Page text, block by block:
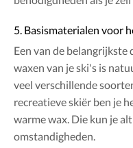
5. Basismaterialen voor
Een van de
waxen van je ski's is
veel verschillende
recreatieve skiër ben je
warme wax. Die kun je
omstandigheden.